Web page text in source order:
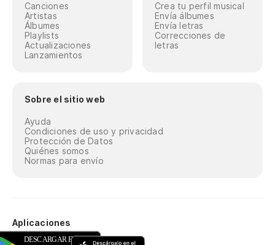
Canciones
Artistas
Álbumes
Playlists
Actualizaciones
Lanzamientos
Crea tu perfil musical
Envía álbumes
Envía letras
Correcciones de
letras
Sobre el sitio web
Ayuda
Condiciones de uso y privacidad
Protección de Datos
Quiénes somos
Normas para envío
Aplicaciones